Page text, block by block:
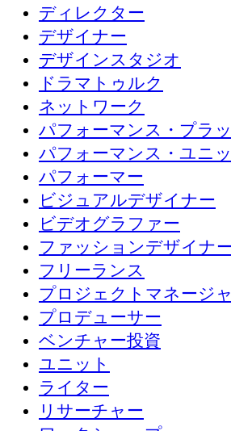
ディレクター
デザイナー
デザインスタジオ
ドラマトゥルク
ネットワーク
パフォーマンス・プラ
パフォーマンス・ユニ
パフォーマー
ビジュアルデザイナー
ビデオグラファー
ファッションデザイナ
フリーランス
プロジェクトマネージ
プロデューサー
ベンチャー投資
ユニット
ライター
リサーチャー